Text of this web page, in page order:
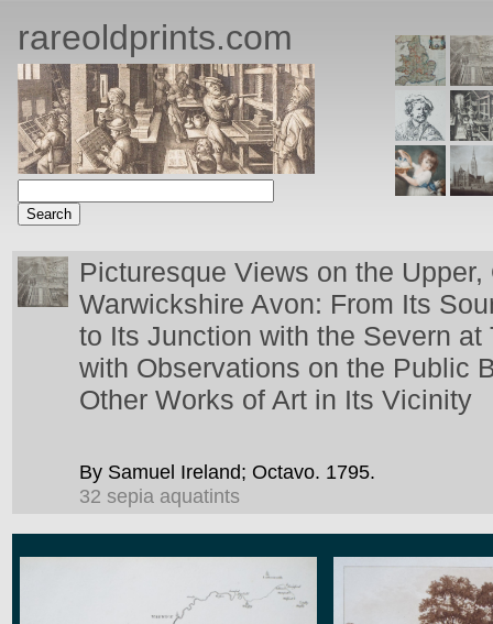
rareoldprints.com
Picturesque Views on the Upper,
Warwickshire Avon: From Its
to Its Junction with the Severn at
with Observations on the Public
Other Works of Art in Its Vicinity
By Samuel Ireland; Octavo. 1795.
32 sepia aquatints